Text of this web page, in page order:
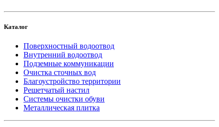
Каталог
Поверхностный водоотвод
Внутренний водоотвод
Подземные коммуникации
Очистка сточных вод
Благоустройство территории
Решетчатый настил
Системы очистки обуви
Металлическая плитка